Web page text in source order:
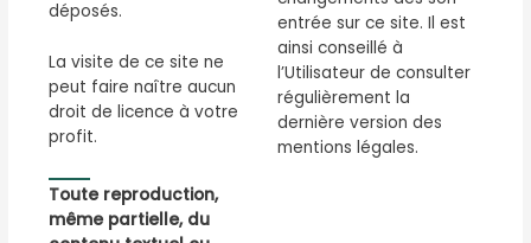
déposés.
La visite de ce site ne
peut faire naître aucun
droit de licence à votre
profit.
Toute reproduction,
même partielle, du
entrée sur ce site. Il est
ainsi conseillé à
l’Utilisateur de consulter
régulièrement la
dernière version des
mentions légales.